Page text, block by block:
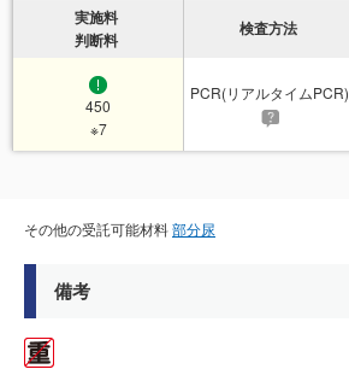
実施料
判断料
検査方法
450
※7
PCR(リアルタイムPCR)
その他の受託可能材料部分尿
備考